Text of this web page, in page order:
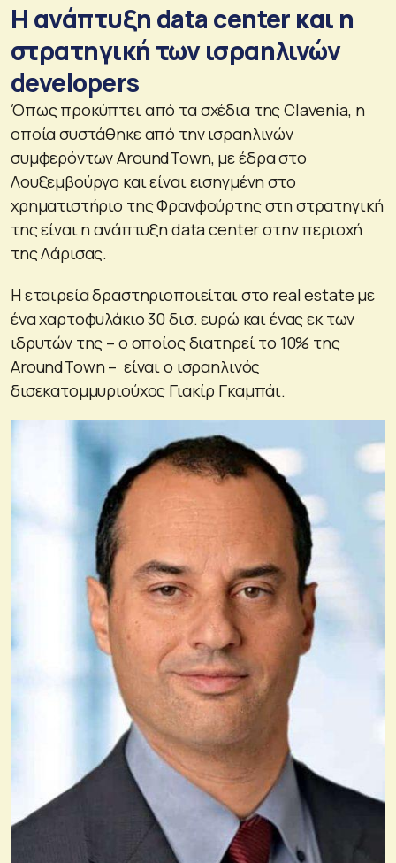
Η ανάπτυξη data center και η
στρατηγική των ισραηλινών
developers
Όπως προκύπτει από τα σχέδια της Clavenia, η
οποία συστάθηκε από την ισραηλινών
συμφερόντων AroundTown, με έδρα στο
Λουξεμβούργο και είναι εισηγμένη στο
χρηματιστήριο της Φρανφούρτης στη στρατηγική
της είναι η ανάπτυξη data center στην περιοχή
της Λάρισας.
Η εταιρεία δραστηριοποιείται στο real estate με
ένα χαρτοφυλάκιο 30 δισ. ευρώ και ένας εκ των
ιδρυτών της – ο οποίος διατηρεί το 10% της
AroundTown – είναι ο ισραηλινός
δισεκατομμυριούχος Γιακίρ Γκαμπάι.